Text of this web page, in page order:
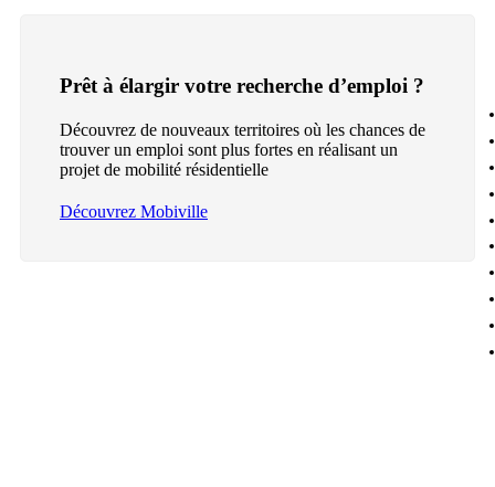
Prêt à élargir votre recherche d’emploi ?
Découvrez de nouveaux territoires où les chances de
trouver un emploi sont plus fortes en réalisant un
projet de mobilité résidentielle
Découvrez Mobiville